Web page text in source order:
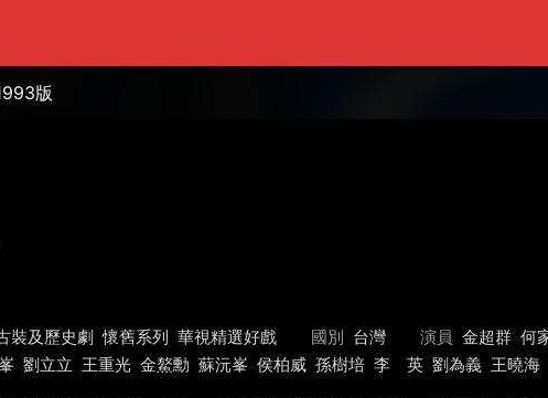
版
裝及歷史劇 懷舊系列 華視精選好戲 國別 台灣 演員 金超群 何
劉立立 王重光 金鰲勳 蘇沅峯 侯柏威 孫樹培 李 英 劉為義 王曉海